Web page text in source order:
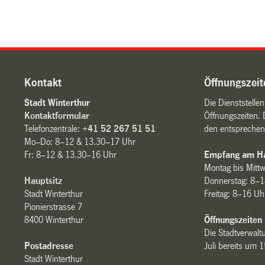
Kontakt
Stadt Winterthur
Kontaktformular
Telefonzentrale:+41 52 267 51 51
Mo–Do: 8–12 & 13.30–17 Uhr
Fr: 8–12 & 13.30–16 Uhr
Hauptsitz
Stadt Winterthur
Pionierstrasse 7
8400 Winterthur
Postadresse
Stadt Winterthur
Die
Öffnungszeiten.
den
Empfang am
Montag bis
Donnerstag:
Freitag: 8–16
Die
Juli bereits um